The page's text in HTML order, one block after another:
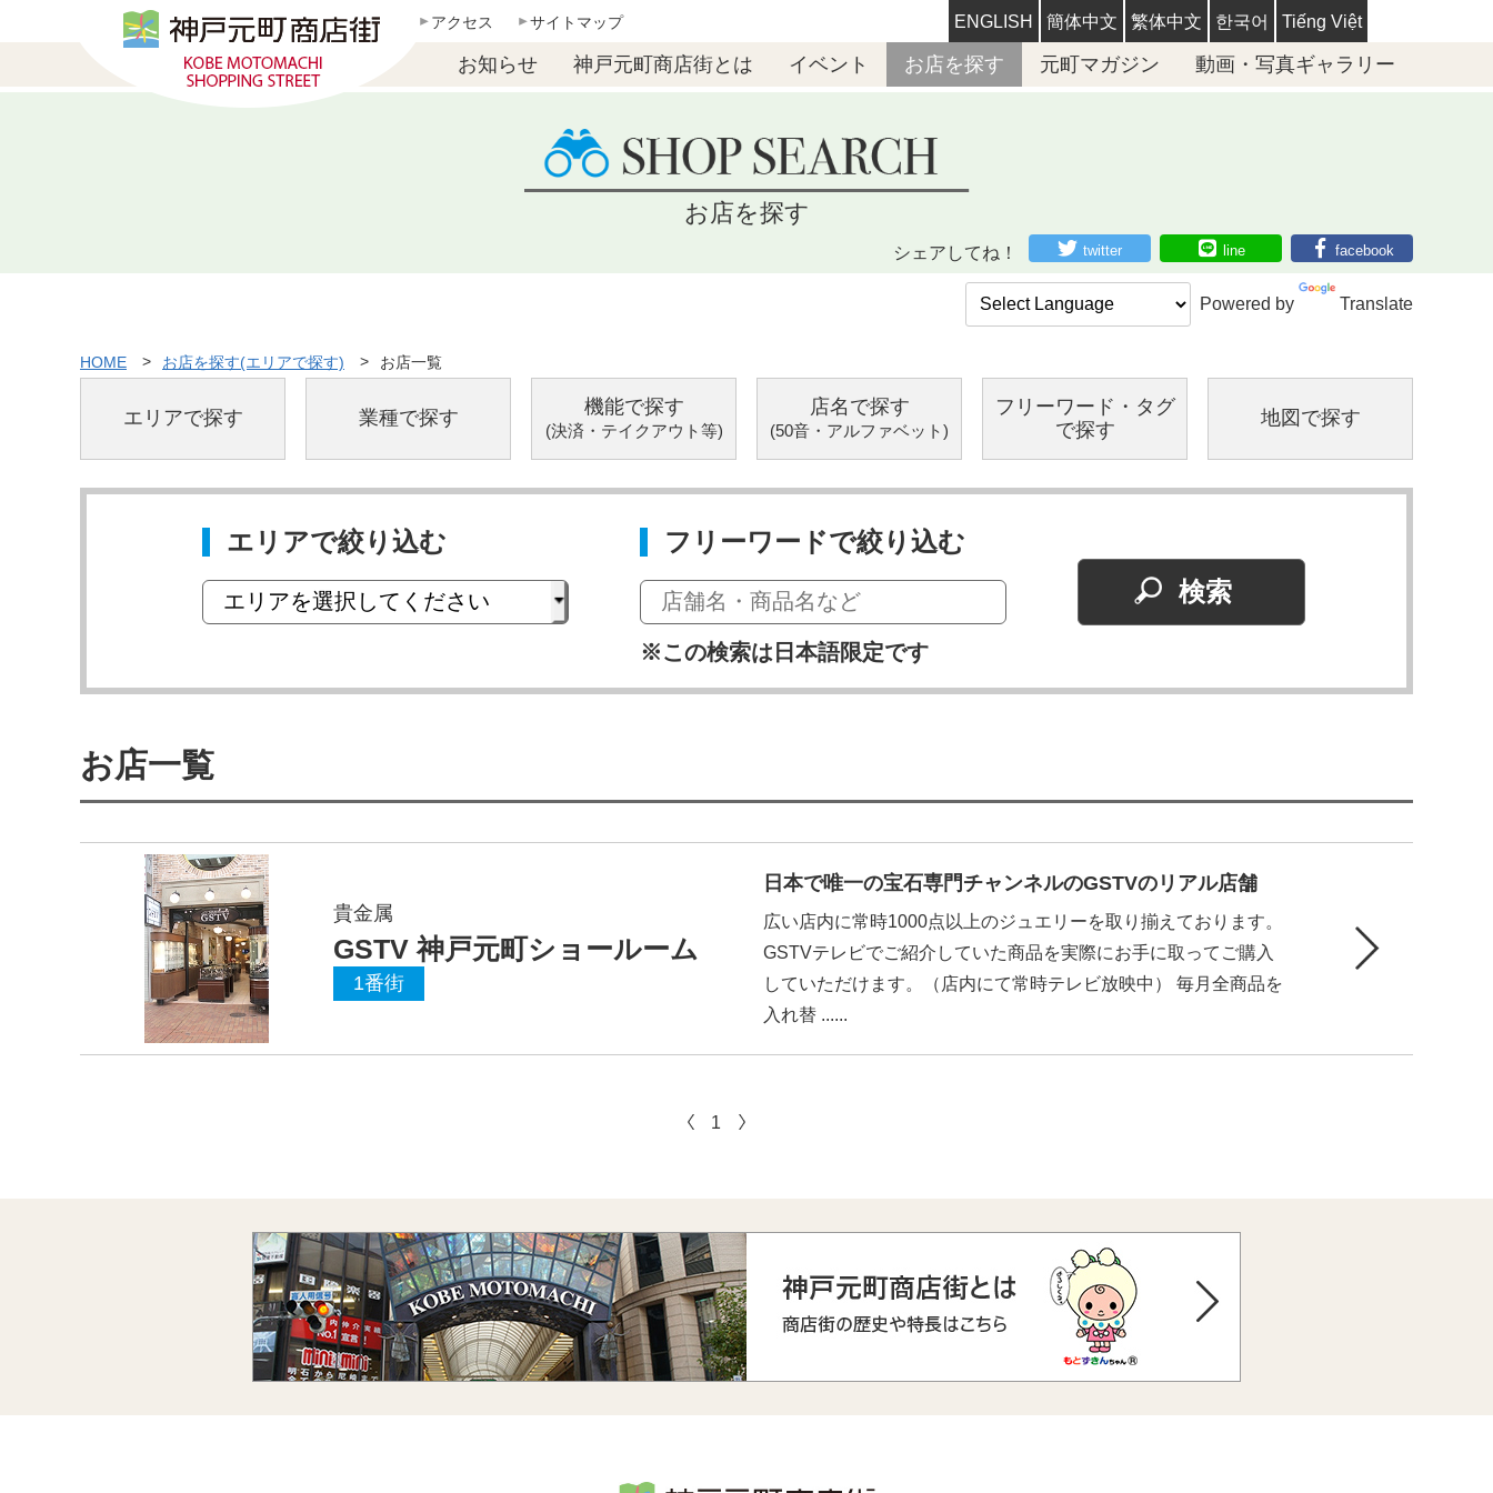
アクセス サイトマップ ENGLISH 簡体中文 繁体中文 한국어 Tiếng Việt
お知らせ 神戸元町商店街とは イベント お店を探す 元町マガジン 動画・写真ギャラリー
お店を探す
シェアしてね！ twitter line facebook
Powered by Translate
HOME お店を探す(エリアで探す) お店一覧
エリアで探す 業種で探す 機能で探す
(決済・テイクアウト等)
店名で探す
(50音・アルファベット)
フリーワード・ タグ
で探す
地図で探す
エリアで絞り込む フリーワードで絞り込む
※この検索は日本語限定です
お店一覧
貴金属
GSTV 神戸元町ショールーム
1番街
日本で唯一の宝石専門チャンネルのGSTVのリアル店舗
広い店内に常時1000点以上のジュエリーを取り揃えております。
GSTVテレビでご紹介していた商品を実際にお手に取ってご購入
していただけます。（店内にて常時テレビ放映中） 毎月全商品を
入れ替 ......
1